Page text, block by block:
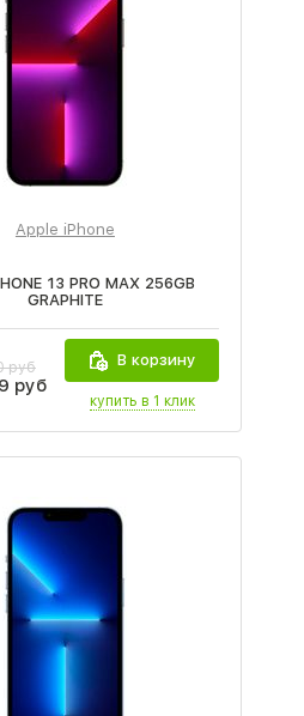
Apple iPhone
13 PRO MAX 256GB
GRAPHITE
руб
руб
В корзину
купить в 1 клик